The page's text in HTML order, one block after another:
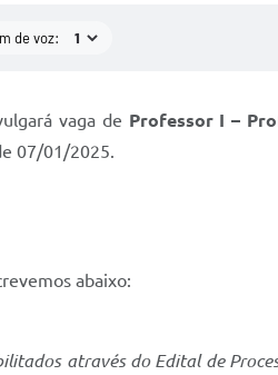
de voz:
vaga de Professor I –
07/01/2025.
abaixo:
através do Edital de